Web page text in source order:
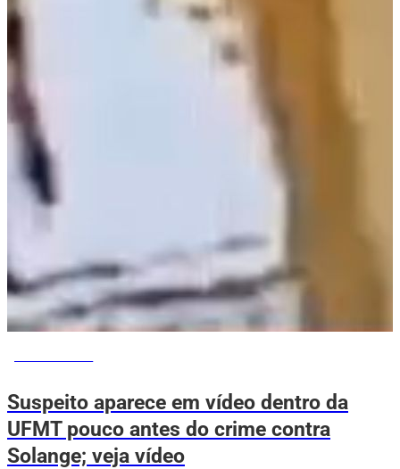
Suspeito aparece em vídeo dentro da
UFMT pouco antes do crime contra
Solange; veja vídeo